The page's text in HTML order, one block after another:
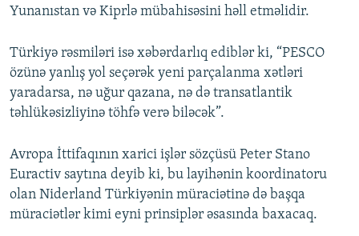
Yunanıstan və Kiprlə mübahisəsini həll etməlidir.
Türkiyə rəsmiləri isə xəbərdarlıq ediblər ki, “PESCO
özünə yanlış yol seçərək yeni parçalanma xətləri
yaradarsa, nə uğur qazana, nə də transatlantik
təhlükəsizliyinə töhfə verə biləcək”.
Avropa İttifaqının xarici işlər sözçüsü Peter Stano
Euractiv saytına deyib ki, bu layihənin koordinatoru
olan Niderland Türkiyənin müraciətinə də başqa
müraciətlər kimi eyni prinsiplər əsasında baxacaq.